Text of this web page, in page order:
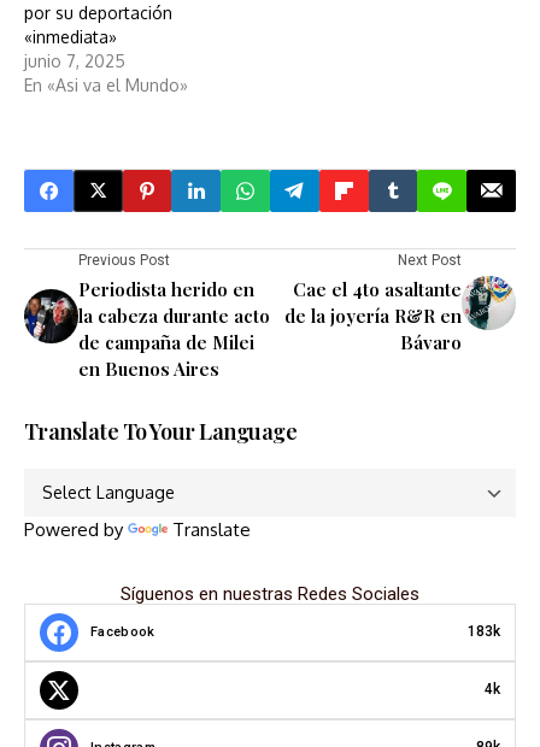
por su deportación
«inmediata»
junio 7, 2025
En «Asi va el Mundo»
Previous Post
Periodista herido en
la cabeza durante acto
de campaña de Milei
en Buenos Aires
Next Post
Cae el 4to asaltante
de la joyería R&R en
Bávaro
Translate To Your Language
Powered by Translate
Síguenos en nuestras Redes Sociales
Facebook 183k
4k